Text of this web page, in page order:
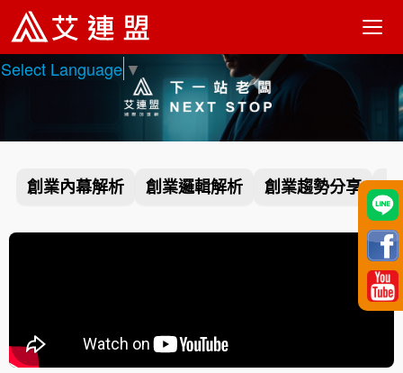
Select Language ▼
創業內幕解析 創業邏輯解析 創業趨勢分享